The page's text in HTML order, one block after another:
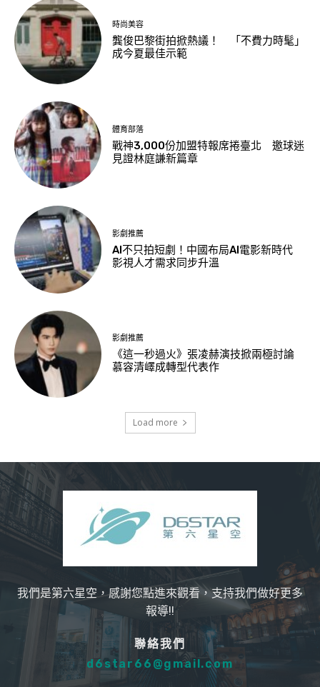
時尚美容
龔俊巴黎街拍掀熱議！ 「不費力時髦」
成今夏最佳示範
體育部落
戰神3,000份加盟特報席捲臺北 邀球迷
見證林庭謙新篇章
影劇推薦
AI不只拍短劇！中國布局AI電影新時代
影視人才需求同步升溫
影劇推薦
《這一秒過火》張凌赫演技掀兩極討論
慕容清嶧成轉型代表作
Load more
我們是第六星空，感謝您點進來觀看，支持我們做好更多
報導!!
聯絡我們
d6star66@gmail.com